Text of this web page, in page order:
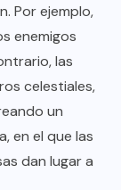
Por ejemplo,
enemigos
las
celestiales,
un
en el que las
dan lugar a